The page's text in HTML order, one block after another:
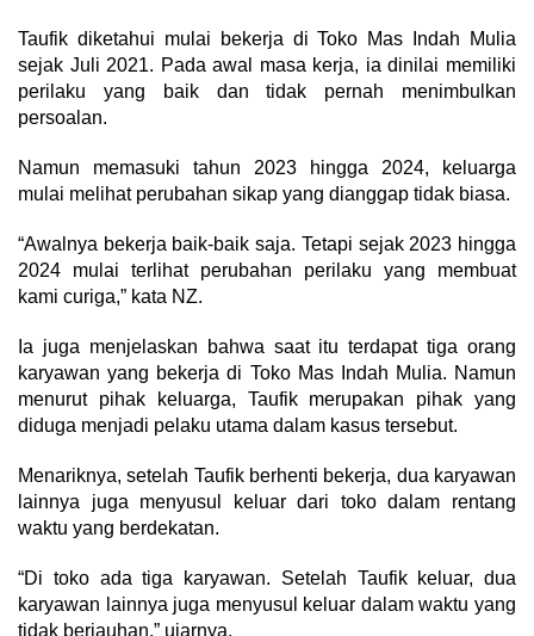
Taufik diketahui mulai bekerja di Toko Mas Indah Mulia
sejak Juli 2021. Pada awal masa kerja, ia dinilai memiliki
perilaku yang baik dan tidak pernah menimbulkan
persoalan.
Namun memasuki tahun 2023 hingga 2024, keluarga
mulai melihat perubahan sikap yang dianggap tidak biasa.
“Awalnya bekerja baik-baik saja. Tetapi sejak 2023 hingga
2024 mulai terlihat perubahan perilaku yang membuat
kami curiga,” kata NZ.
Ia juga menjelaskan bahwa saat itu terdapat tiga orang
karyawan yang bekerja di Toko Mas Indah Mulia. Namun
menurut pihak keluarga, Taufik merupakan pihak yang
diduga menjadi pelaku utama dalam kasus tersebut.
Menariknya, setelah Taufik berhenti bekerja, dua karyawan
lainnya juga menyusul keluar dari toko dalam rentang
waktu yang berdekatan.
“Di toko ada tiga karyawan. Setelah Taufik keluar, dua
karyawan lainnya juga menyusul keluar dalam waktu yang
tidak berjauhan,” ujarnya.